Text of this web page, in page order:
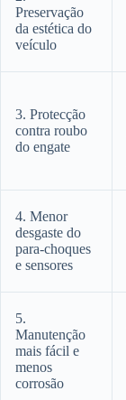
Preservação
da estética do
veículo
3. Protecção
contra roubo
do engate
4. Menor
desgaste do
para-choques
e sensores
5.
Manutenção
mais fácil e
menos
corrosão